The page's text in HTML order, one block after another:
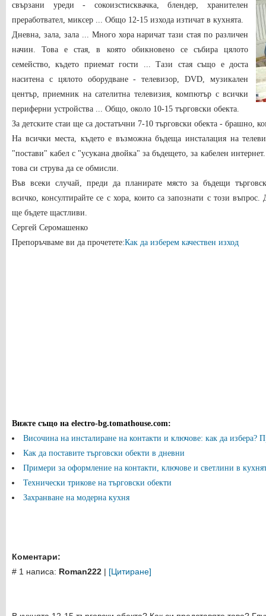
свързани уреди - сокоизстисквачка, блендер, хранителен
преработвател, миксер ... Общо 12-15 изхода изтичат в кухнята.
Дневна, зала, зала ... Много хора наричат ​​тази стая по различен
начин. Това е стая, в която обикновено се събира цялото
семейство, където приемат гости ... Тази стая също е доста
наситена с цялото оборудване - телевизор, DVD, музикален
център, приемник на сателитна телевизия, компютър с всички
периферни устройства ... Общо, около 10-15 търговски обекта.
За детските стаи ще са достатъчни 7-10 търговски обекта - брашно,
На всички места, където е възможна бъдеща инсталация на
"постави" кабел с "усукана двойка" за бъдещето, за кабелен
това си струва да се обмисли.
Във всеки случай, преди да планирате място за бъдещи
всичко, консултирайте се с хора, които са запознати с този
ще бъдете щастливи.
Сергей Серомашенко
Препоръчваме ви да прочетете:Как да изберем качествен изход
Вижте също на electro-bg.tomathouse.com:
Височина на инсталиране на контакти и ключове: как да избера?
Как да поставите търговски обекти в дневни
Примери за оформление на контакти, ключове и светлини в
Технически трикове на търговски обекти
Захранване на модерна кухня
Коментари:
# 1 написа: Roman222 | [Цитиране]